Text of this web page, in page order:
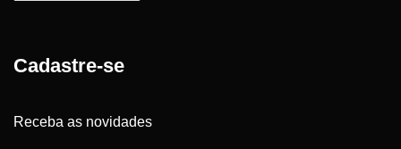
Cadastre-se
Receba as novidades